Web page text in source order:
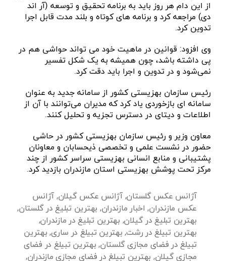
از این دام هر روز باید به برنامه تحقیق و توسعه (آر اند
دی) مراجعه کرد و برنامه های کوتاه و بلند مدت قابل اجرا
تدوین کرد.
وی افزود: قوانین در ماهیت خود می تواند حواشی هم در
پی داشته باشد، چون همیشه به یک شکل تفسیر
نمی‌شود و در تدوین‌ و اجرا باید دقت کرد.
رئیس سازمان بهزیستی کشور از سامانه جدید به عنوان
سامانه ای بازخوردی یاد کرد که مدیران می‌توانند با آن از
اطلاعات و دیتای در دسترس تجزیه و تحلیل‌ کنند.
معاون وزیر و رئیس سازمان بهزیستی کشور در حاشی
حضور در نشست علمی و تخصصی ذیحسابان و معاونان
پشتیبانی و منابع انسانی بهزیستی سراسر کشور از چند
مرکز تحت پوشش بهزیستی استان مازندران بازدید کرد.
آژانس عکس گلستان,آژانس عکس گیلان,آژانس
عکس مازندران, اخبار مازندران, بهترین تبلیغ در گلستان,
بهترین تبلیغ در گیلان, بهترین تبلیغ در مازندران,
بهترین تبیلغ در رشت, بهترین تبیلغ در ساری, بهترین
تبیلغ در فضای مجازی گلستان, بهترین تبیلغ در فضای
مجازی گیلان, بهترین تبیلغ در فضای مجازی مازندران,